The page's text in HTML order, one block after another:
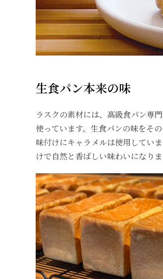
生食パン本来の味
ラスクの素材には、高級食パン専
使っています。生食パンの味をそ
味付けにキャラメルは使用してい
けで自然と香ばしい味わいになりま